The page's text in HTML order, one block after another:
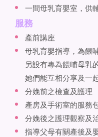
一間母乳育嬰室，供
服務
產前講座
母乳育嬰指導，為餵
另設有專為餵哺母乳
她們能互相分享及一
分娩前之檢查及護理
產房及手術室的服務
分娩後之護理觀察及
指導父母有關產後及